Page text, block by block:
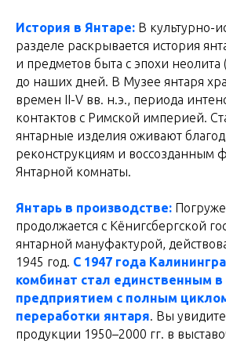
История в Янтаре: В культурно-
разделе раскрывается история
и предметов быта с эпохи неолита
до наших дней. В Музее янтаря
времен II-V вв. н.э., периода
контактов с Римской империей.
янтарные изделия оживают
реконструкциям и воссозданным
Янтарной комнаты.
Янтарь в производстве:
продолжается с Кёнигсбергской
янтарной мануфактурой,
1945 год. С 1947 года
комбинат стал единственным
предприятием с полным
переработки янтаря . Вы
продукции 1950–2000 гг. в